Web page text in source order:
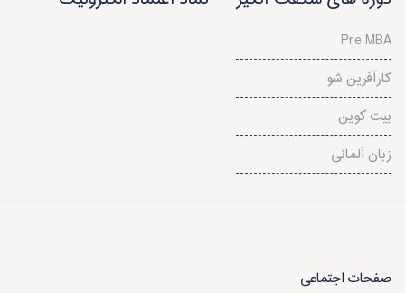
Pre MBA
کارآفرین شو
بیت کوین
زبان آلمانی
صفحات اجتماعی